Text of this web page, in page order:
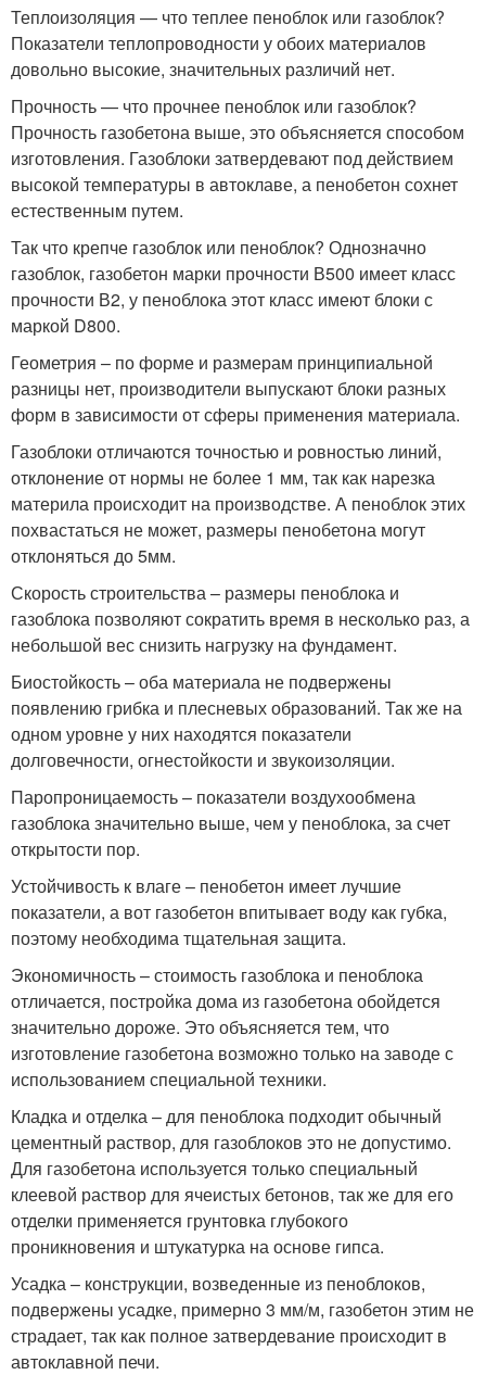
Теплоизоляция — что теплее пеноблок или газоблок?
Показатели теплопроводности у обоих материалов
довольно высокие, значительных различий нет.
Прочность — что прочнее пеноблок или газоблок?
Прочность газобетона выше, это объясняется способом
изготовления. Газоблоки затвердевают под действием
высокой температуры в автоклаве, а пенобетон сохнет
естественным путем.
Так что крепче газоблок или пеноблок? Однозначно
газоблок, газобетон марки прочности В500 имеет класс
прочности В2, у пеноблока этот класс имеют блоки с
маркой D800.
Геометрия – по форме и размерам принципиальной
разницы нет, производители выпускают блоки разных
форм в зависимости от сферы применения материала.
Газоблоки отличаются точностью и ровностью линий,
отклонение от нормы не более 1 мм, так как нарезка
материла происходит на производстве. А пеноблок этих
похвастаться не может, размеры пенобетона могут
отклоняться до 5мм.
Скорость строительства – размеры пеноблока и
газоблока позволяют сократить время в несколько раз, а
небольшой вес снизить нагрузку на фундамент.
Биостойкость – оба материала не подвержены
появлению грибка и плесневых образований. Так же на
одном уровне у них находятся показатели
долговечности, огнестойкости и звукоизоляции.
Паропроницаемость – показатели воздухообмена
газоблока значительно выше, чем у пеноблока, за счет
открытости пор.
Устойчивость к влаге – пенобетон имеет лучшие
показатели, а вот газобетон впитывает воду как губка,
поэтому необходима тщательная защита.
Экономичность – стоимость газоблока и пеноблока
отличается, постройка дома из газобетона обойдется
значительно дороже. Это объясняется тем, что
изготовление газобетона возможно только на заводе с
использованием специальной техники.
Кладка и отделка – для пеноблока подходит обычный
цементный раствор, для газоблоков это не допустимо.
Для газобетона используется только специальный
клеевой раствор для ячеистых бетонов, так же для его
отделки применяется грунтовка глубокого
проникновения и штукатурка на основе гипса.
Усадка – конструкции, возведенные из пеноблоков,
подвержены усадке, примерно 3 мм/м, газобетон этим не
страдает, так как полное затвердевание происходит в
автоклавной печи.